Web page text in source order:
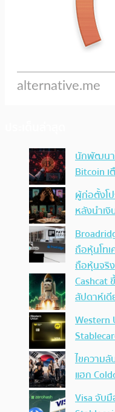
นักพัฒนา
Bitcoin เ
ผู้ก่อตั้งโ
หลังนำเ
ถือหุ้นโท
ถือหุ้นจริง
Cashcat
สัปดาห์เ
Western
ไขความ
แฮก
Visa จับมื